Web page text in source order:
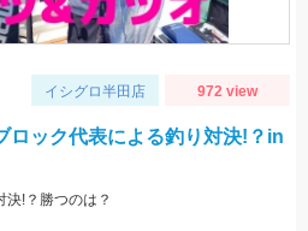
イシグロ半田店 972 view
ロック代表による釣り対決!？in
決!？勝つのは？